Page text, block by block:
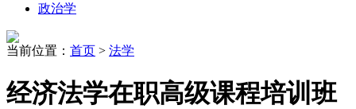
政治学
当前位置： 首页 > 法学
经济法学在职高级课程培训班